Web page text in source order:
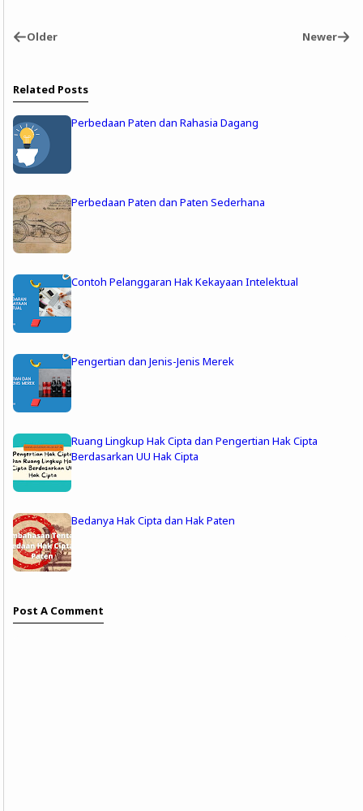
Older Newer
Related Posts
Perbedaan Paten dan Rahasia Dagang
Perbedaan Paten dan Paten Sederhana
Contoh Pelanggaran Hak Kekayaan Intelektual
Pengertian dan Jenis-Jenis Merek
Ruang Lingkup Hak Cipta dan Pengertian Hak Cipta
Berdasarkan UU Hak Cipta
Bedanya Hak Cipta dan Hak Paten
Post A Comment